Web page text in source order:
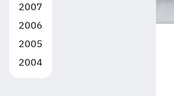
2007
2006
2005
2004